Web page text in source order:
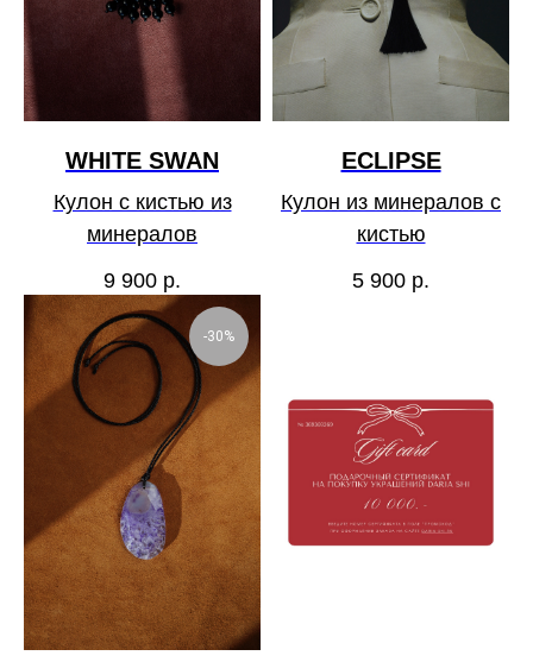
WHITE SWAN
Кулон с кистью из
минералов
9 900 р.
ECLIPSE
Кулон из минералов с
кистью
5 900 р.
-30%